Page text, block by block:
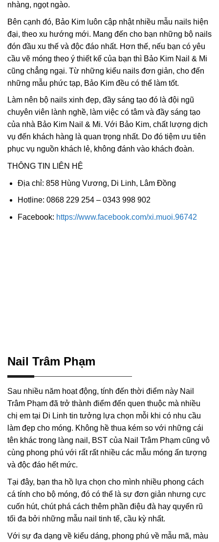
nhàng, ngọt ngào.
Bên cạnh đó, Bảo Kim luôn cập nhật nhiều mẫu nails hiện
đại, theo xu hướng mới. Mang đến cho bạn những bộ nails
đón đầu xu thế và độc đáo nhất. Hơn thế, nếu bạn có yêu
cầu vẽ móng theo ý thiết kế của bạn thì Bảo Kim Nail & Mi
cũng chẳng ngại. Từ những kiểu nails đơn giản, cho đến
những mẫu phức tạp, Bảo Kim đều có thể làm tốt.
Làm nên bộ nails xinh đẹp, đầy sáng tạo đó là đội ngũ
chuyên viên lành nghề, làm việc có tâm và đầy sáng tạo
của nhà Bảo Kim Nail & Mi. Với Bảo Kim, chất lượng dịch
vụ đến khách hàng là quan trọng nhất. Do đó tiệm ưu tiên
phục vụ nguồn khách lẻ, không đánh vào khách đoàn.
THÔNG TIN LIÊN HỆ
Địa chỉ: 858 Hùng Vương, Di Linh, Lâm Đồng
Hotline: 0868 229 254 – 0343 998 902
Facebook: https://www.facebook.com/xi.muoi.96742
Nail Trâm Phạm
Sau nhiều năm hoạt động, tính đến thời điểm này Nail
Trâm Phạm đã trở thành điểm đến quen thuộc mà nhiều
chị em tại Di Linh tin tưởng lựa chọn mỗi khi có nhu cầu
làm đẹp cho móng. Không hề thua kém so với những cái
tên khác trong làng nail, BST của Nail Trâm Phạm cũng vô
cùng phong phú với rất rất nhiều các mẫu móng ấn tượng
và độc đáo hết mức.
Tại đây, bạn tha hồ lựa chọn cho mình nhiều phong cách
cá tính cho bộ móng, đó có thể là sự đơn giản nhưng cực
cuốn hút, chút phá cách thêm phần điệu đà hay quyến rũ
tối đa bởi những mẫu nail tinh tế, cầu kỳ nhất.
Với sự đa dạng về kiểu dáng, phong phú về mẫu mã, màu